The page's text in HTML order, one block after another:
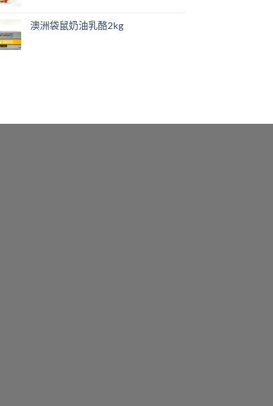
澳洲袋鼠奶油乳酪2kg